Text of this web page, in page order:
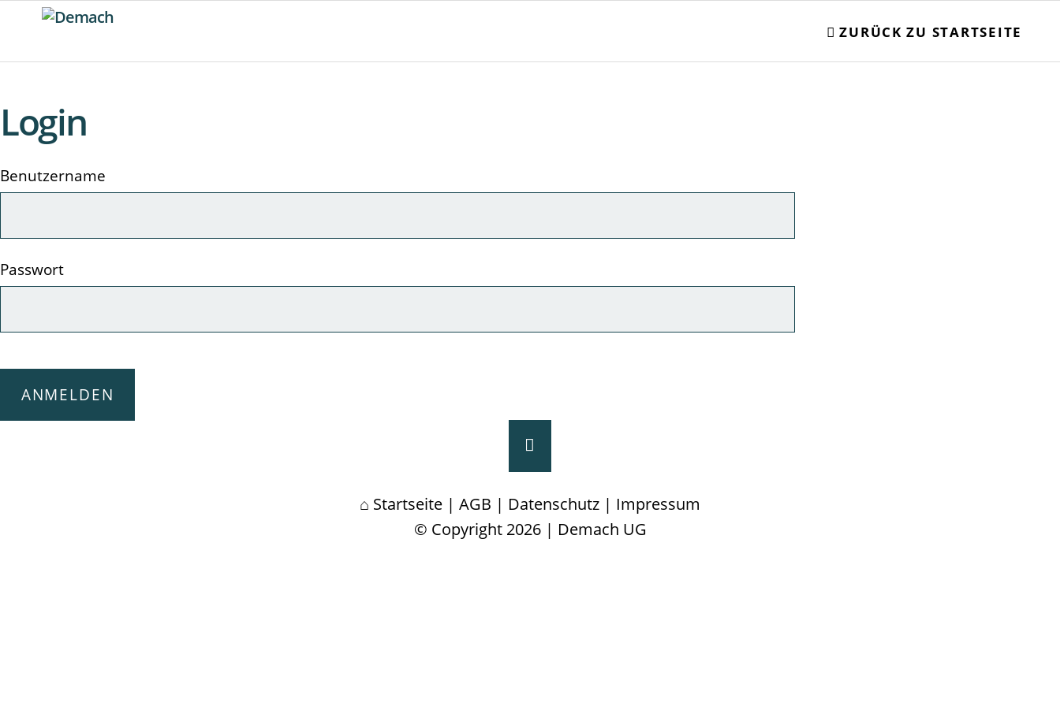
ZURÜCK ZU STARTSEITE
Login
Benutzername
Passwort
ANMELDEN
Startseite |AGB | Datenschutz | Impressum
© Copyright 2026 | Demach UG